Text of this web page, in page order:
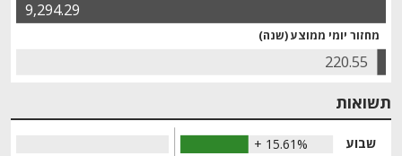
9,294.29
220.55
מחזור יומי ממוצע (שנה)
תשואות
+ 15.61%
שבוע